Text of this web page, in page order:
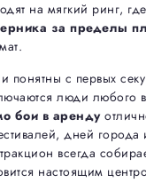
на мягкий ринг,
за пределы
понятны с первых
люди любого
бои в аренду
дней
всегда
настоящим